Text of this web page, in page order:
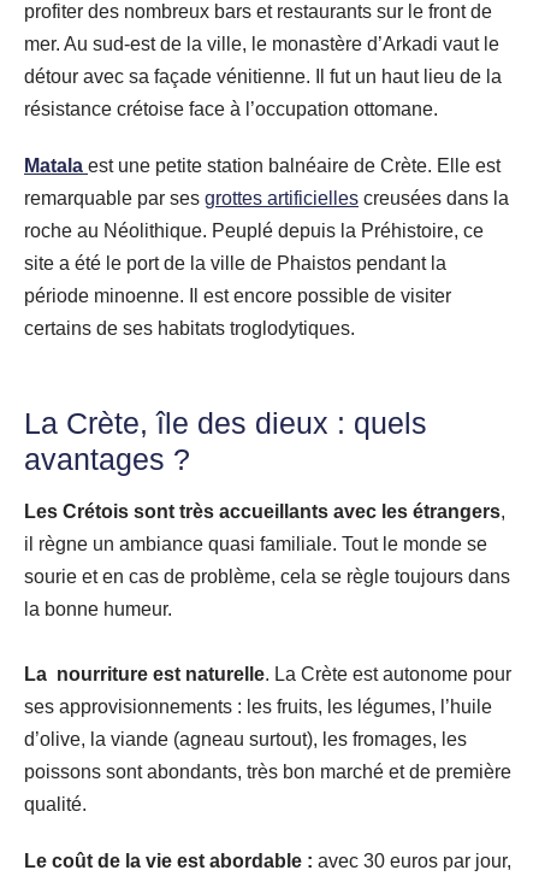
profiter des nombreux bars et restaurants sur le front de
mer. Au sud-est de la ville, le monastère d’Arkadi vaut le
détour avec sa façade vénitienne. Il fut un haut lieu de la
résistance crétoise face à l’occupation ottomane.
Matala est une petite station balnéaire de Crète. Elle est
remarquable par ses grottes artificielles creusées dans la
roche au Néolithique. Peuplé depuis la Préhistoire, ce
site a été le port de la ville de Phaistos pendant la
période minoenne. Il est encore possible de visiter
certains de ses habitats troglodytiques.
La Crète, île des dieux : quels
avantages ?
Les Crétois sont très accueillants avec les étrangers,
il règne un ambiance quasi familiale. Tout le monde se
sourie et en cas de problème, cela se règle toujours dans
la bonne humeur.
La nourriture est naturelle. La Crète est autonome pour
ses approvisionnements : les fruits, les légumes, l’huile
d’olive, la viande (agneau surtout), les fromages, les
poissons sont abondants, très bon marché et de première
qualité.
Le coût de la vie est abordable : avec 30 euros par jour,